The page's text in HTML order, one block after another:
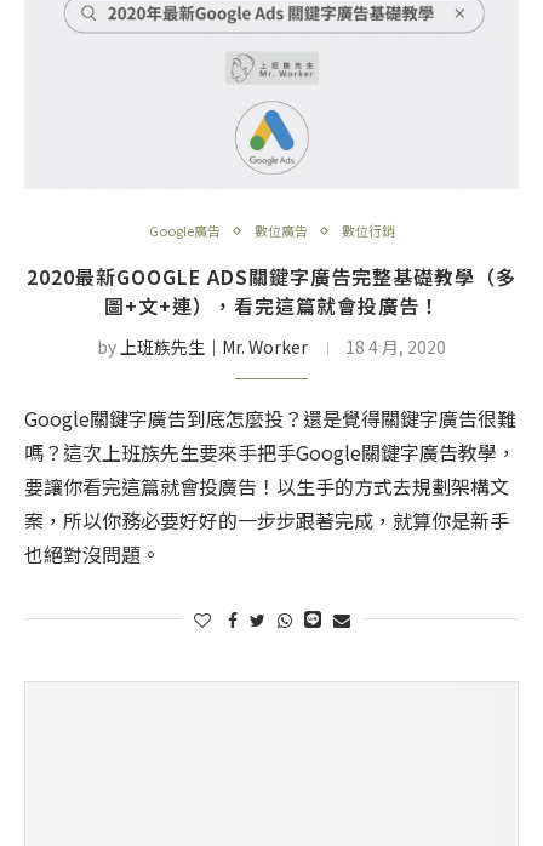
Google廣告 數位廣告 數位行銷
2020最新GOOGLE ADS關鍵字廣告完整基礎教學（多
圖+文+連），看完這篇就會投廣告！
by上班族先生│Mr. Worker 18 4 月, 2020
Google關鍵字廣告到底怎麼投？還是覺得關鍵字廣告很難
嗎？這次上班族先生要來手把手Google關鍵字廣告教學，
要讓你看完這篇就會投廣告！以生手的方式去規劃架構文
案，所以你務必要好好的一步步跟著完成，就算你是新手
也絕對沒問題。